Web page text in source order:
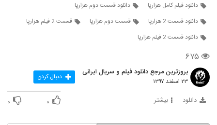
دانلود فیلم کامل هزارپا
دانلود قسمت دوم هزارپا
دانلود قسمت 2 هزارپا
قسمت دوم هزارپا
قسمت 2 فیلم هزارپا
دانلود قسمت 2 فیلم هزارپا
۶۷۵
بروزترین مرجع دانلود فیلم و سریال ایرانی
۲۳ اسفند ۱۳۹۷ دنبال کردن
دانلود بیشتر ۰ ۰